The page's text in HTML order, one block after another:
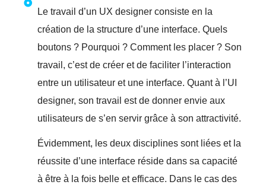
Le travail d’un UX designer consiste en la
création de la structure d’une interface. Quels
boutons ? Pourquoi ? Comment les placer ? Son
travail, c’est de créer et de faciliter l’interaction
entre un utilisateur et une interface. Quant à l’UI
designer, son travail est de donner envie aux
utilisateurs de s’en servir grâce à son attractivité.
Évidemment, les deux disciplines sont liées et la
réussite d’une interface réside dans sa capacité
à être à la fois belle et efficace. Dans le cas des